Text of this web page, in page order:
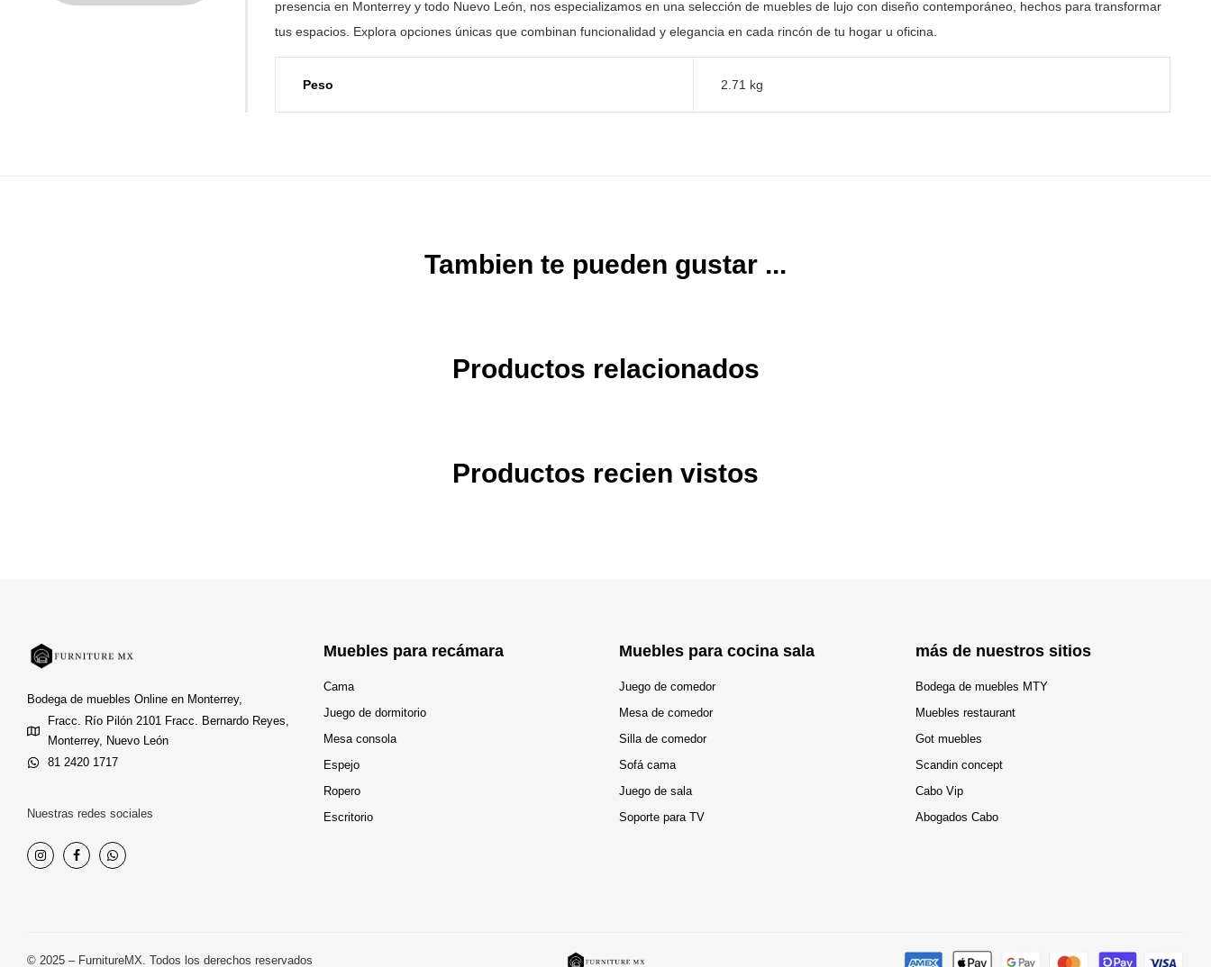
presencia en Monterrey y todo Nuevo León, nos especializamos en una selección de muebles de lujo con diseño contemporáneo, hechos para transformar
tus espacios. Explora opciones únicas que combinan funcionalidad y elegancia en cada rincón de tu hogar u oficina.
Peso 2.71 kg
Tambien te pueden gustar ...
Productos relacionados
Productos recien vistos
Bodega de muebles Online en Monterrey,
Fracc. Río Pilón 2101 Fracc. Bernardo Reyes,
Monterrey, Nuevo León
81 2420 1717
Nuestras redes sociales
Muebles para recámara
Cama
Juego de dormitorio
Mesa consola
Espejo
Ropero
Escritorio
Muebles para cocina sala
Juego de comedor
Mesa de comedor
Silla de comedor
Sofá cama
Juego de sala
Soporte para TV
más de nuestros sitios
Bodega de muebles MTY
Muebles restaurant
Got muebles
Scandin concept
Cabo Vip
Abogados Cabo
© 2025 – FurnitureMX. Todos los derechos reservados